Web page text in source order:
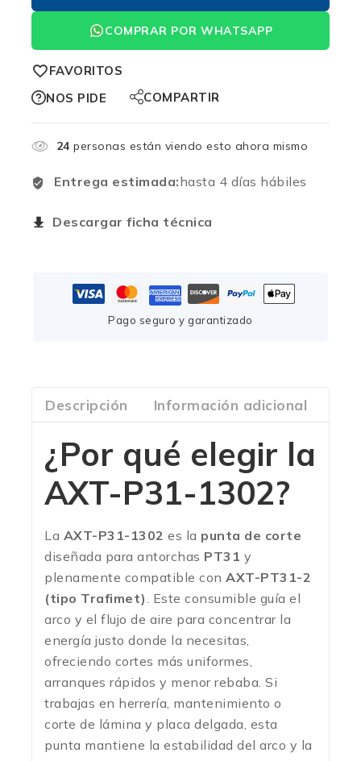
COMPRAR POR WHATSAPP
FAVORITOS
NOS PIDE
COMPARTIR
24 personas están viendo esto ahora mismo
Entrega estimada:hasta 4 días hábiles
Descargar ficha técnica
Pago seguro y garantizado
Descripción Información adicional
¿Por qué elegir la
AXT-P31-1302?
La AXT-P31-1302 es la punta de corte
diseñada para antorchas PT31 y
plenamente compatible con AXT-PT31-2
(tipo Trafimet). Este consumible guía el
arco y el flujo de aire para concentrar la
energía justo donde la necesitas,
ofreciendo cortes más uniformes,
arranques rápidos y menor rebaba. Si
trabajas en herrería, mantenimiento o
corte de lámina y placa delgada, esta
punta mantiene la estabilidad del arco y la